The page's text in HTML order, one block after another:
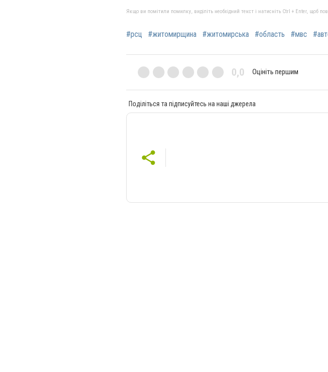
Якщо ви помітили помилку, виділіть необхідний текст і натисніть Ctrl + Enter, щоб
#рсц #житомирщина #житомирська #область #мвс
0,0 Оцініть першим
Поділіться та підписуйтесь на наші джерела